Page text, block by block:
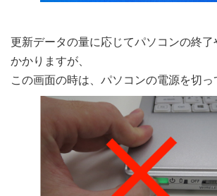
更新データの量に応じてパソコンの終
かかりますが、
この画面の時は、パソコンの電源を切っ